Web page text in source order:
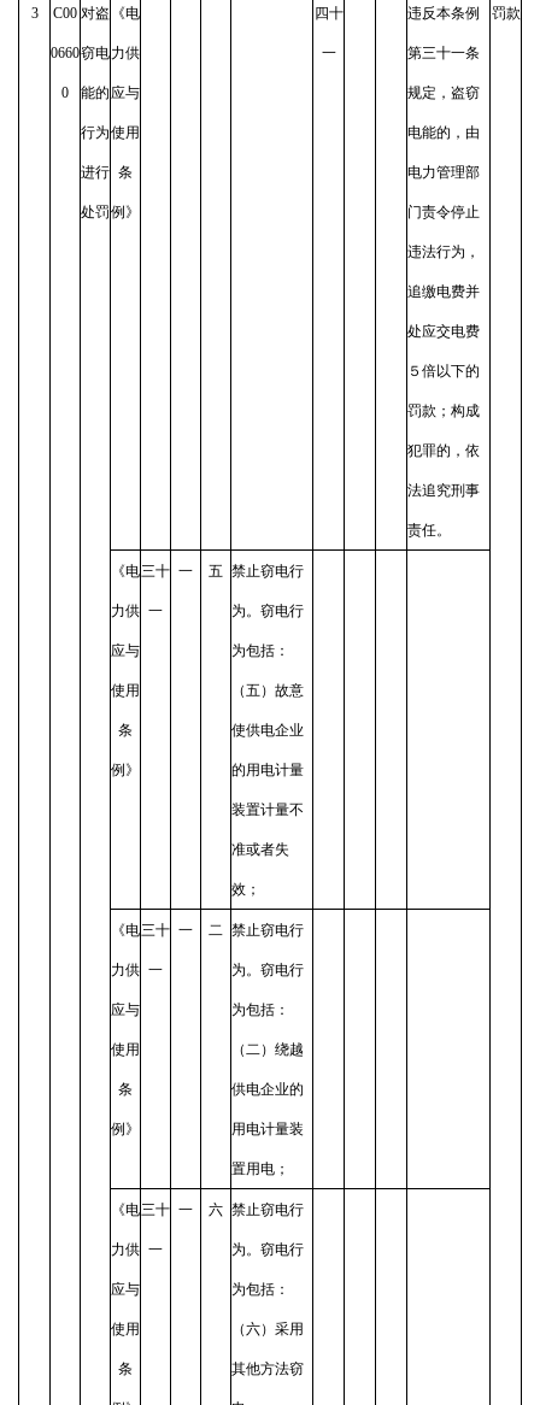
3 C00
0660
0
对盗
窃电
能的
行为
进行
处罚
《电
力供
应与
使用
条
例》
四十
一
违反本条例
第三十一条
规定，盗窃
电能的，由
电力管理部
门责令停止
违法行为，
追缴电费并
处应交电费
５倍以下的
罚款；构成
犯罪的，依
法追究刑事
责任。
罚款
《电
力供
应与
使用
条
例》
三十
一
一 五 禁止窃电行
为。窃电行
为包括：
（五）故意
使供电企业
的用电计量
装置计量不
准或者失
效；
《电
力供
应与
使用
条
例》
三十
一
一 二 禁止窃电行
为。窃电行
为包括：
（二）绕越
供电企业的
用电计量装
置用电；
《电
力供
应与
使用
条
三十
一
一 六 禁止窃电行
为。窃电行
为包括：
（六）采用
其他方法窃